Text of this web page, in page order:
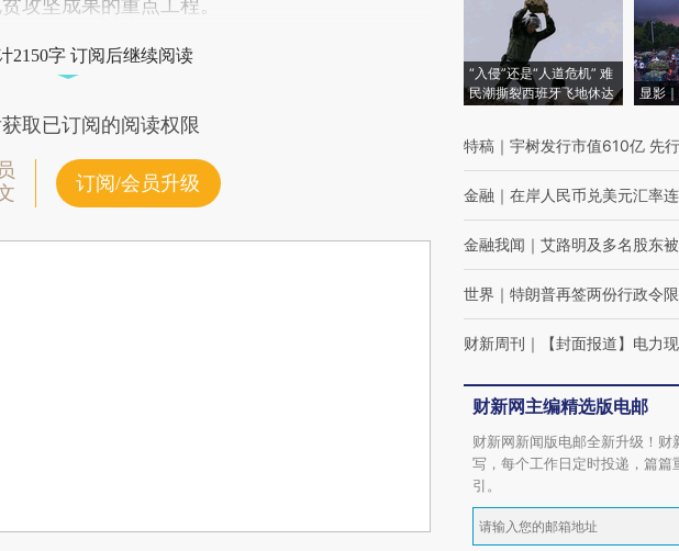
攻坚成果的重点工程。
2150字 订阅后继续阅读
取已订阅的阅读权限
订阅/会员升级
“入侵”还是“人道危机” 难
民潮撕裂西班牙飞地休达
显影
特稿 ｜ 宇树发行市值610亿 先
金融 ｜ 在岸人民币兑美元汇率
金融我闻 ｜ 艾路明及多名股东
世界 ｜ 特朗普再签两份行政令
财新周刊 ｜ 【封面报道】电力
财新网主编精选版电邮
财新网新闻版电邮全新升级！财
写，每个工作日定时投递，篇篇
引。